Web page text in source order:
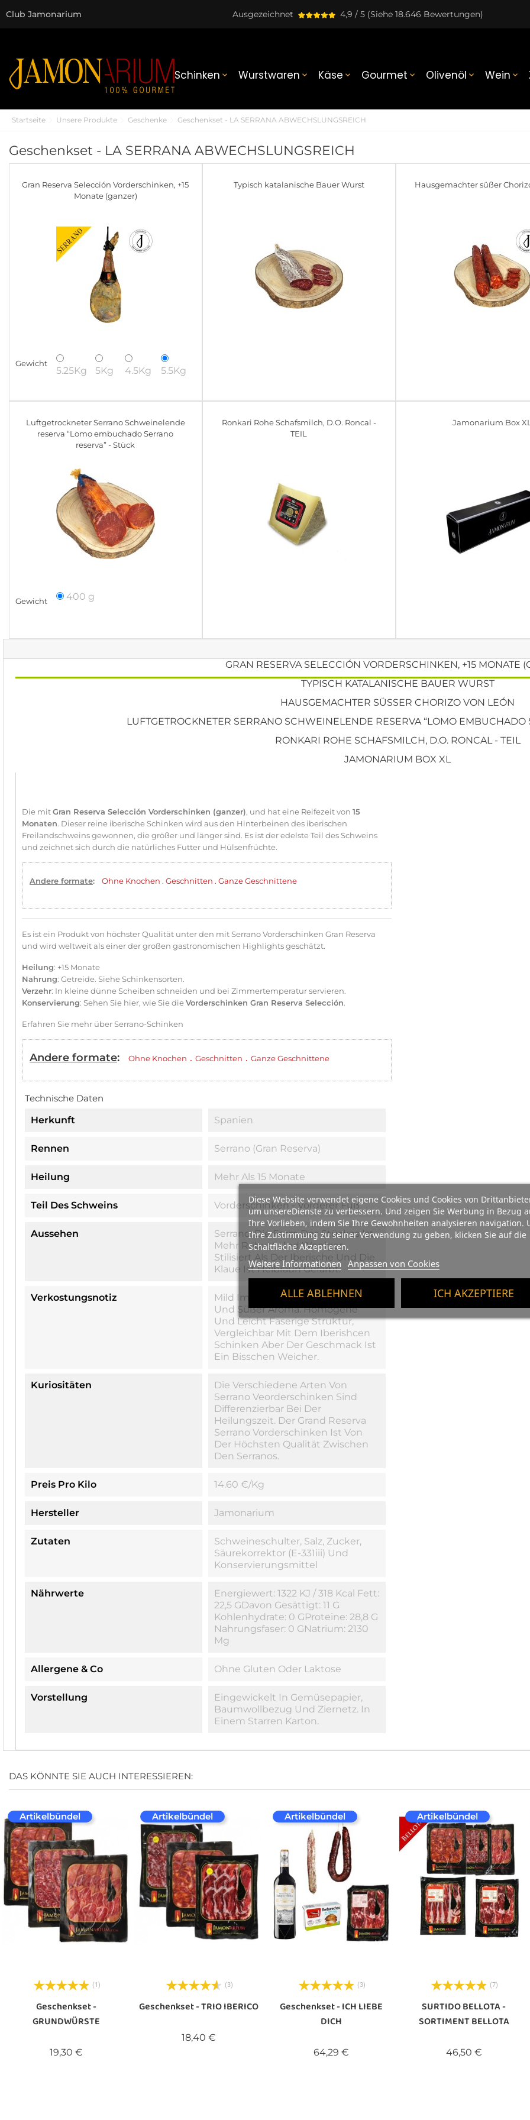
Diese Website verwendet eigene Cookies und Cookies von
um unsereDienste zu verbessern. Und zeigen Sie Werbung in Bezug
Ihre Vorlieben, indem Sie Ihre Gewohnheiten analysieren navigation.
Ihre Zustimmung zu seiner Verwendung zu geben, klicken Sie auf die
Schaltfläche Akzeptieren.
Weitere Informationen Anpassen von Cookies
ALLE ABLEHNEN ICH AKZEPTIERE
Club Jamonarium Ausgezeichnet 4,9 / 5 (Siehe 18.646 Bewertungen)
Schinken  Wurstwaren  Käse  Gourmet  Olivenöl  Wein 
Startseite Unsere Produkte Geschenke Geschenkset - LA SERRANA ABWECHSLUNGSREICH
Geschenkset - LA SERRANA ABWECHSLUNGSREICH
Gran Reserva Selección Vorderschinken, +15
Monate (ganzer)
Gewicht
5.25Kg 5Kg 4.5Kg 5.5Kg
Typisch katalanische Bauer Wurst Hausgemachter süßer
Luftgetrockneter Serrano Schweinelende
reserva “Lomo embuchado Serrano
reserva” - Stück
Gewicht 400 g
Ronkari Rohe Schafsmilch, D.O. Roncal -
TEIL
Jamonarium Box XL
GRAN RESERVA SELECCIÓN VORDERSCHINKEN, +15 MONATE
TYPISCH KATALANISCHE BAUER WURST
HAUSGEMACHTER SÜSSER CHORIZO VON LEÓN
LUFTGETROCKNETER SERRANO SCHWEINELENDE RESERVA “LOMO EMBUCHADO
RONKARI ROHE SCHAFSMILCH, D.O. RONCAL - TEIL
JAMONARIUM BOX XL
Die mitGran Reserva Selección Vorderschinken (ganzer), und hat eine Reifezeit von 15
Monaten. Dieser reine iberische Schinken wird aus den Hinterbeinen des iberischen
Freilandschweins gewonnen, die größer und länger sind. Es ist der edelste Teil des Schweins
und zeichnet sich durch die natürliches Futter und Hülsenfrüchte.
Andere formate: Ohne Knochen . Geschnitten . Ganze Geschnittene
Es ist ein Produkt von höchster Qualität unter den mit Serrano Vorderschinken Gran Reserva
und wird weltweit als einer der großen gastronomischen Highlights geschätzt.
Heilung: +15 Monate
Nahrung: Getreide. Siehe Schinkensorten.
Verzehr: In kleine dünne Scheiben schneiden und bei Zimmertemperatur servieren.
Konservierung: Sehen Sie hier, wie Sie dieVorderschinken Gran Reserva Selección.
Erfahren Sie mehr über Serrano-Schinken
Andere formate: Ohne Knochen . Geschnitten . Ganze Geschnittene
Technische Daten
Herkunft
Spanien
Rennen Serrano (Gran Reserva)
Heilung Mehr Als 15 Monate
Teil Des Schweins Vorderschinken - Vorderer Fuß
Aussehen
Serrano: Die Form Des Stückes Ist
Mehr Robust Und Weniger
Stilisiert Als Der Iberische Und Die
Klaue Ist Helbraun Gefärbt.
Verkostungsnotiz
Mild Im Geschmack, Leicht Salzig
Und Süßer Aroma. Homogene
Und Leicht Faserige Struktur,
Vergleichbar Mit Dem Iberishcen
Schinken Aber Der Geschmack Ist
Ein Bisschen Weicher.
Kuriositäten
Die Verschiedene Arten Von
Serrano Veorderschinken Sind
Differenzierbar Bei Der
Heilungszeit. Der Grand Reserva
Serrano Vorderschinken Ist Von
Der Höchsten Qualität Zwischen
Den Serranos.
Preis Pro Kilo 14.60 €/kg
Hersteller Jamonarium
Zutaten
Schweineschulter, Salz, Zucker,
Säurekorrektor (E-331iii) Und
Konservierungsmittel
Nährwerte
Energiewert: 1322 KJ / 318 Kcal Fett:
22,5 GDavon Gesättigt: 11 G
Kohlenhydrate: 0 GProteine: 28,8 G
Nahrungsfaser: 0 GNatrium: 2130
Mg
Allergene & Co Ohne Gluten Oder Laktose
Vorstellung
Eingewickelt In Gemüsepapier,
Baumwollbezug Und Ziernetz. In
Einem Starren Karton.
DAS KÖNNTE SIE AUCH INTERESSIEREN:
Artikelbündel
(1)
Geschenkset -
GRUNDWÜRSTE
19,30 €
Artikelbündel
(3)
Geschenkset - TRIO IBERICO
18,40 €
Artikelbündel
(3)
Geschenkset - ICH LIEBE
DICH
64,29 €
Artikelbündel
(7)
SURTIDO BELLOTA -
SORTIMENT BELLOTA
46,50 €Preis